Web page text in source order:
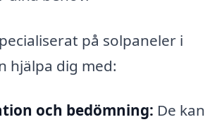
på solpaneler i
hjälpa dig med:
och bedömning: De kan